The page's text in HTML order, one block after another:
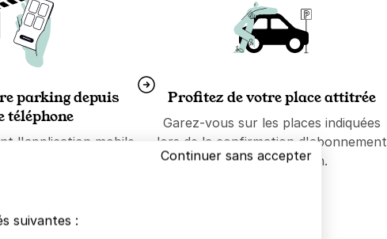
parking depuis
téléphone
l'application mobile
Profitez de votre place attitrée
Garez-vous sur les places indiquées
lors de la confirmation d'abonnement
ou de réservation.
Continuer sans accepter
suivantes :